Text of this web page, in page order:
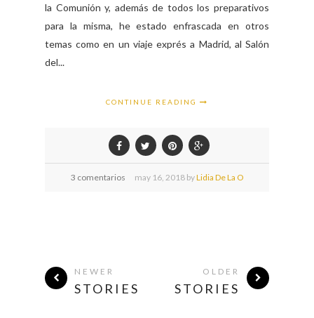
la Comunión y, además de todos los preparativos
para la misma, he estado enfrascada en otros
temas como en un viaje exprés a Madrid, al Salón
del...
CONTINUE READING
3 comentarios may 16, 2018 byLidia De La O
NEWER
STORIES
OLDER
STORIES